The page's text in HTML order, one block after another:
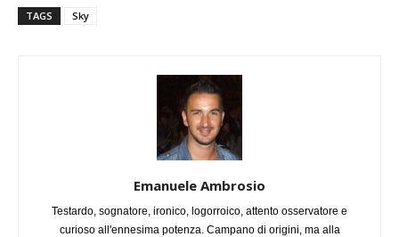
TAGS Sky
Emanuele Ambrosio
Testardo, sognatore, ironico, logorroico, attento osservatore e
curioso all'ennesima potenza. Campano di origini, ma alla